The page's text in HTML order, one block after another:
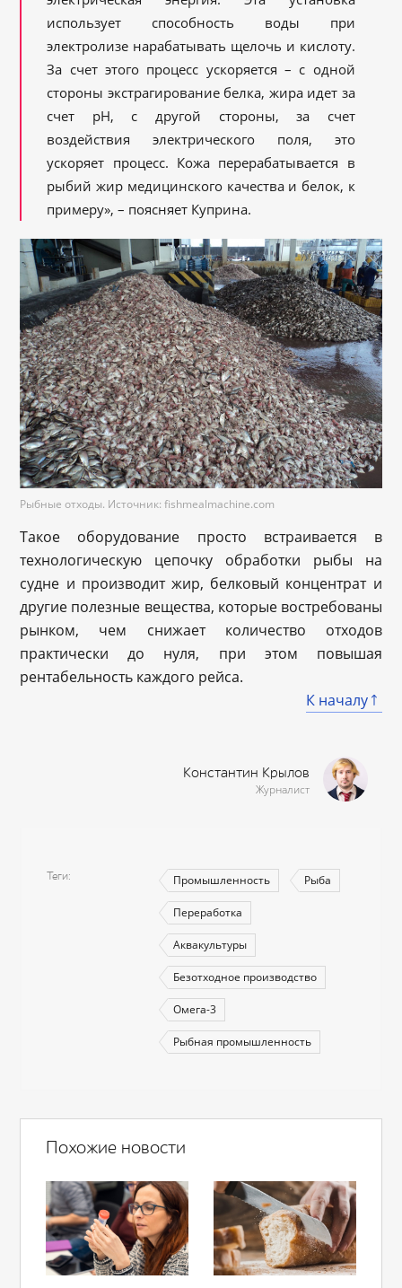
использует способность воды при
электролизе нарабатывать щелочь и кислоту.
За счет этого процесс ускоряется – с одной
стороны экстрагирование белка, жира идет за
счет pH, с другой стороны, за счет
воздействия электрического поля, это
ускоряет процесс. Кожа перерабатывается в
рыбий жир медицинского качества и белок, к
примеру», – поясняет Куприна.
Рыбные отходы. Источник: fishmealmachine.com
Такое оборудование просто встраивается в
технологическую цепочку обработки рыбы на
судне и производит жир, белковый концентрат и
другие полезные вещества, которые востребованы
рынком, чем снижает количество отходов
практически до нуля, при этом повышая
рентабельность каждого рейса.
К началу
Константин Крылов
Журналист
Теги Промышленность Рыба
Переработка
Аквакультуры
Безотходное производство
Омега-3
Рыбная промышленность
Похожие новости